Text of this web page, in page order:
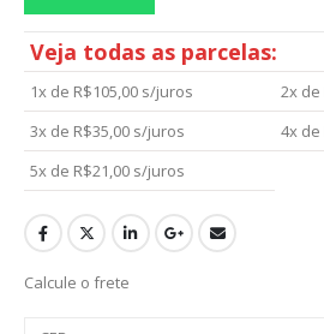
Veja todas as parcelas:
1x de R$105,00 s/juros 2x de
3x de R$35,00 s/juros 4x de
5x de R$21,00 s/juros
Calcule o frete